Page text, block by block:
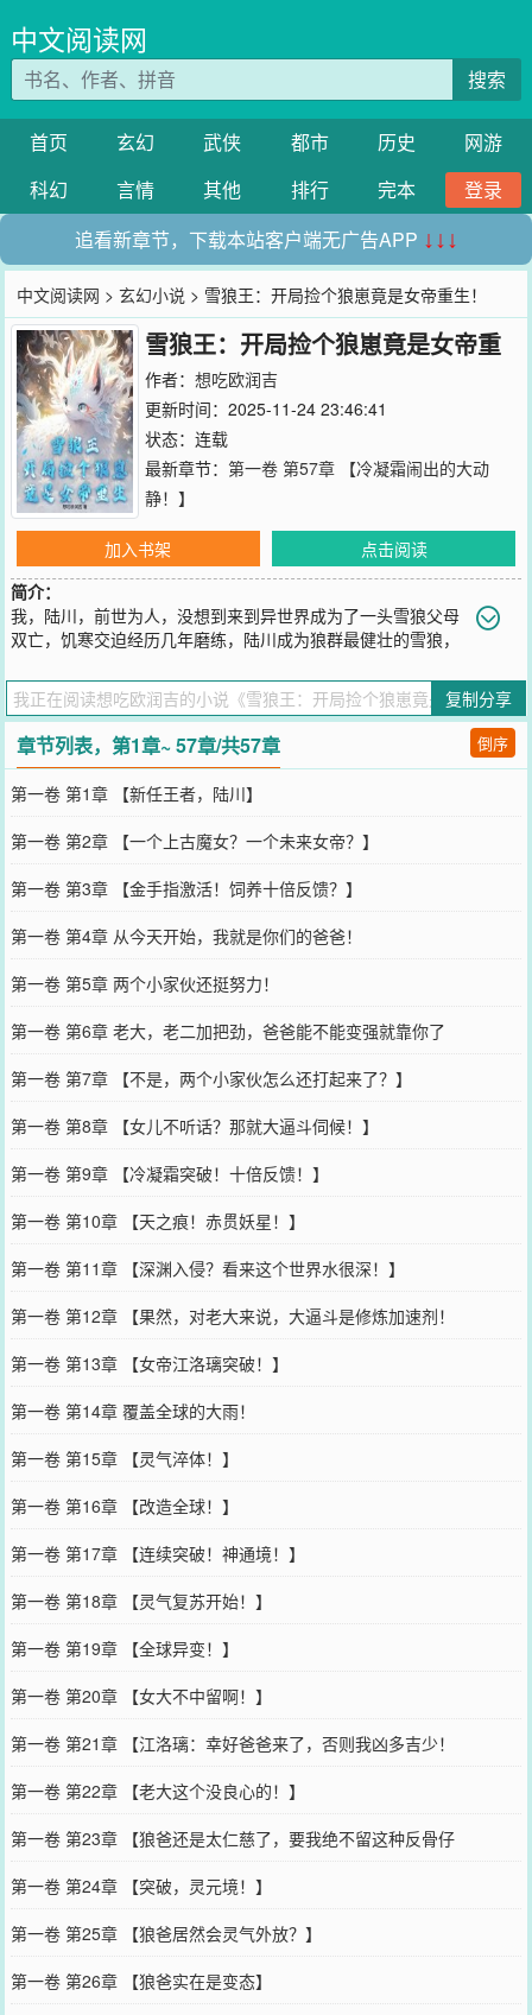
中文阅读网
搜索
首页 玄幻 武侠 都市 历史
网游
科幻
言情 其他 排行 完本
登录
追看新章节，下载本站客户端无广告APP ↓↓↓
中文阅读网 >玄幻小说 > 雪狼王：开局捡个狼崽竟是女帝重生！
雪狼王：开局捡个狼崽竟是女帝重
生！
作者： 想吃欧润吉
更新时间：2025-11-24 23:46:41
状态：连载
最新章节： 第一卷 第57章 【冷凝霜闹出的大动
静！】
加入书架
点击阅读
简介：
我，陆川，前世为人，没想到来到异世界成为了一头雪狼父母
双亡，饥寒交迫经历几年磨练，陆川成为狼群最健壮的雪狼，
小狼崽，父母双亡，艰难求生他想收养狼崽，但就在这时，却听到了
她们俩的心声“哼，这群该死的畜生，待本座修为突破定将你们吞
噬！”“想我人族大帝，居然沦落至此，罢了，既来之则安之，这头雪
狼王，似乎有点异种血脉，等半帝重修，可收为坐骑…”陆川心中一
寒，起了杀意但就在这时，系统激活饲养十倍反馈绑定了这上古魔女
与重生女帝她们修为提升，陆川可得到十倍反馈，无论她们多强，陆
川都能比她们强上十倍……我，冷凝霜，上古魔女，前世被一群自诩
正道的老家伙围攻致死，没想到重生后成了雪狼待我重修夺天造化
决，这些雪狼，都是我的血食……我，江洛璃，人族女帝，因遭算计
陨落，幸好有古器轮回镜带我回到了灵气复苏未开始前这雪狼王，倒
是可以收为坐骑，日后随本帝征战天下。多年之后。冷凝霜：为什么
无法超越江洛璃：能成为狼爸的坐骑，是我的荣幸！
您要是觉得《 雪狼王：开局捡个狼崽竟是女帝重生！
不要忘记向您QQ群和微博微信里的朋友推荐哦！
复制分享
章节列表，第1章~ 57章/共57章 倒序
第一卷 第1章 【新任王者，陆川】
第一卷 第2章 【一个上古魔女？一个未来女帝？】
第一卷 第3章 【金手指激活！饲养十倍反馈？】
第一卷 第4章 从今天开始，我就是你们的爸爸！
第一卷 第5章 两个小家伙还挺努力！
第一卷 第6章 老大，老二加把劲，爸爸能不能变强就靠你了
第一卷 第7章 【不是，两个小家伙怎么还打起来了？】
第一卷 第8章 【女儿不听话？那就大逼斗伺候！】
第一卷 第9章 【冷凝霜突破！十倍反馈！】
第一卷 第10章 【天之痕！赤贯妖星！】
第一卷 第11章 【深渊入侵？看来这个世界水很深！】
第一卷 第12章 【果然，对老大来说，大逼斗是修炼加速剂！
第一卷 第13章 【女帝江洛璃突破！】
第一卷 第14章 覆盖全球的大雨！
第一卷 第15章 【灵气淬体！】
第一卷 第16章 【改造全球！】
第一卷 第17章 【连续突破！神通境！】
第一卷 第18章 【灵气复苏开始！】
第一卷 第19章 【全球异变！】
第一卷 第20章 【女大不中留啊！】
第一卷 第21章 【江洛璃：幸好爸爸来了，否则我凶多吉少！
第一卷 第22章 【老大这个没良心的！】
第一卷 第23章 【狼爸还是太仁慈了，要我绝不留这种反骨仔
第一卷 第24章 【突破，灵元境！】
第一卷 第25章 【狼爸居然会灵气外放？】
第一卷 第26章 【狼爸实在是变态】